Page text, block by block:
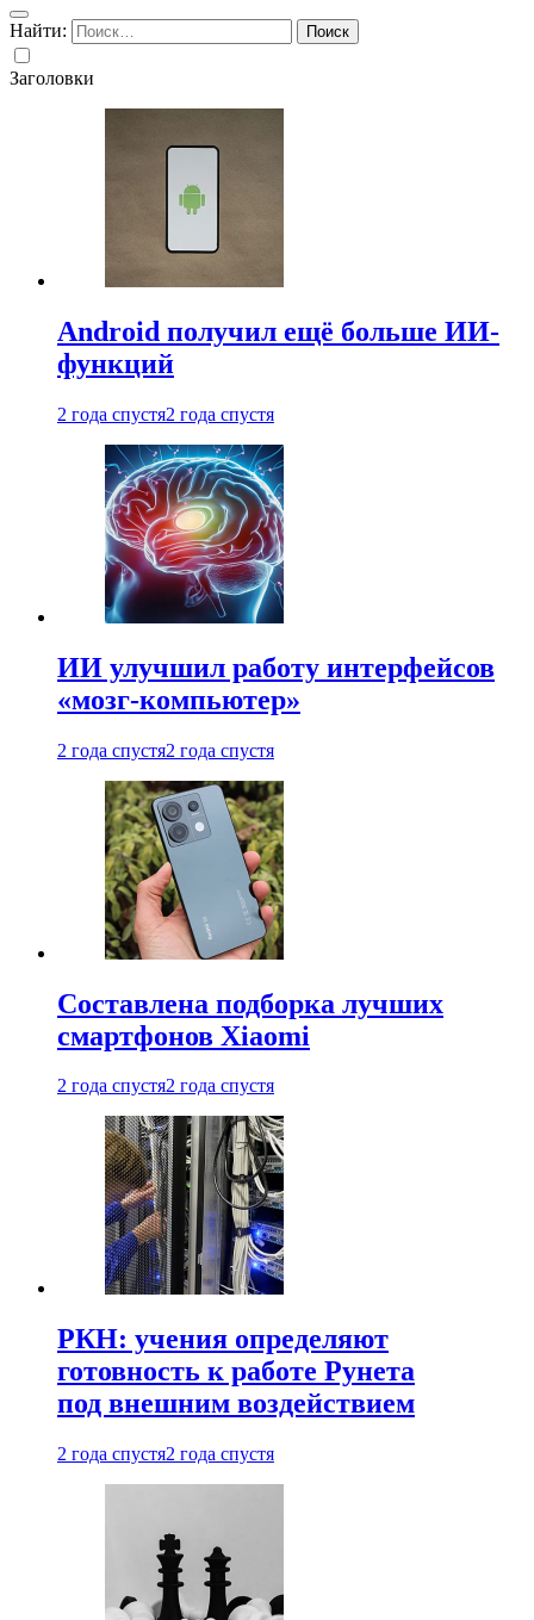
Найти:
Заголовки
Android получил ещё больше ИИ-
функций
2 года спустя2 года спустя
ИИ улучшил работу интерфейсов
«мозг-компьютер»
2 года спустя2 года спустя
Составлена подборка лучших
смартфонов Xiaomi
2 года спустя2 года спустя
РКН: учения определяют
готовность к работе Рунета
под внешним воздействием
2 года спустя2 года спустя